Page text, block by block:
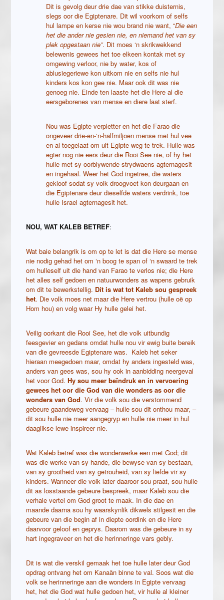
Dit is gevolg deur drie dae van stikke duisternis,
slegs oor die Egiptenare. Dit wil voorkom of selfs
hul lampe en kerse nie wou brand nie want, “Die een
het die ander nie gesien nie, en niemand het van sy
plek opgestaan nie”. Dit moes ‘n skrikwekkend
belewenis gewees het toe elkeen kontak met sy
omgewing verloor, nie by water, kos of
ablusiegeriewe kon uitkom nie en selfs nie hul
kinders kos kon gee nie. Maar ook dit was nie
genoeg nie. Einde ten laaste het die Here al die
eersgeborenes van mense en diere laat sterf.
Nou was Egipte verpletter en het die Farao die
ongeveer drie-en-‘n-halfmiljoen mense met hul vee
en al toegelaat om uit Egipte weg te trek. Hulle was
egter nog nie eers deur die Rooi See nie, of hy het
hulle met sy oorblywende strydwaens agternagesit
en ingehaal. Weer het God ingetree, die waters
gekloof sodat sy volk droogvoet kon deurgaan en
die Egiptenare deur dieselfde waters verdrink, toe
hulle Israel agternagesit het.
NOU, WAT KALEB BETREF:
Wat baie belangrik is om op te let is dat die Here se mense
nie nodig gehad het om ‘n boog te span of ‘n swaard te trek
om hulleself uit die hand van Farao te verlos nie; die Here
het alles self gedoen en natuurwonders as wapens gebruik
om dit te bewerkstellig. Dít is wat tot Kaleb sou gespreek
het. Die volk moes net maar die Here vertrou (hulle oë op
Hom hou) en volg waar Hy hulle gelei het.
Veilig oorkant die Rooi See, het die volk uitbundig
feesgevier en gedans omdat hulle nou vir ewig buite bereik
van die gevreesde Egiptenare was. Kaleb het seker
hieraan meegedoen maar, omdat hy anders ingesteld was,
anders van gees was, sou hy ook in aanbidding neergeval
het voor God.Hy sou meer beïndruk en in vervoering
gewees het oor die God van die wonders as oor die
wonders van God. Vir die volk sou die verstommend
gebeure gaandeweg vervaag – hulle sou dit onthou maar, –
dit sou hulle nie meer aangegryp en hulle nie meer in hul
daaglikse lewe inspireer nie.
Wat Kaleb betref was die wonderwerke een met God; dit
was die werke van sy hande, die bewyse van sy bestaan,
van sy grootheid van sy getrouheid, van sy liefde vir sy
kinders. Wanneer die volk later daaroor sou praat, sou hulle
dit as losstaande gebeure bespreek, maar Kaleb sou die
verhale vertel om God groot te maak. In die dae en
maande daarna sou hy waarskynlik dikwels stilgesit en die
gebeure van die begin af in diepte oordink en die Here
daarvoor geloof en geprys. Daarom was die gebeure in sy
hart ingegraveer en het die herinneringe vars gebly.
Dit is wat die verskil gemaak het toe hulle later deur God
opdrag ontvang het om Kanaän binne te val. Soos wat die
volk se herinneringe aan die wonders in Egipte vervaag
het, het die God wat hulle gedoen het, vir hulle al kleiner